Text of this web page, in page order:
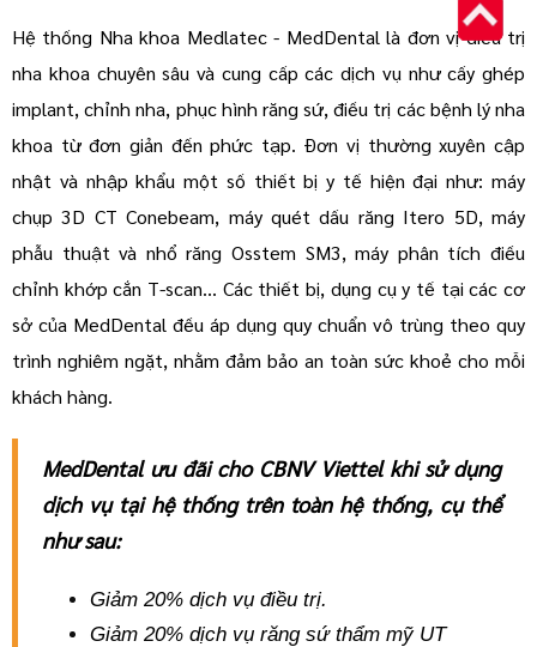
Hệ thống Nha khoa Medlatec - MedDental là đơn vị điều trị
nha khoa chuyên sâu và cung cấp các dịch vụ như cấy ghép
implant, chỉnh nha, phục hình răng sứ, điều trị các bệnh lý nha
khoa từ đơn giản đến phức tạp. Đơn vị thường xuyên cập
nhật và nhập khẩu một số thiết bị y tế hiện đại như: máy
chụp 3D CT Conebeam, máy quét dấu răng Itero 5D, máy
phẫu thuật và nhổ răng Osstem SM3, máy phân tích điều
chỉnh khớp cắn T-scan... Các thiết bị, dụng cụ y tế tại các cơ
sở của MedDental đều áp dụng quy chuẩn vô trùng theo quy
trình nghiêm ngặt, nhằm đảm bảo an toàn sức khoẻ cho mỗi
khách hàng.
MedDental ưu đãi cho CBNV Viettel khi sử dụng
dịch vụ tại hệ thống trên toàn hệ thống, cụ thể
như sau:
Giảm 20% dịch vụ điều trị.
Giảm 20% dịch vụ răng sứ thẩm mỹ UT